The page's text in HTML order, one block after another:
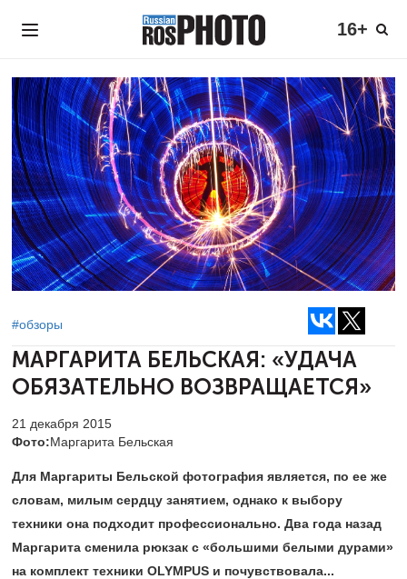
16+
#обзоры
МАРГАРИТА БЕЛЬСКАЯ: «УДАЧА
ОБЯЗАТЕЛЬНО ВОЗВРАЩАЕТСЯ»
21 декабря 2015
Фото:Маргарита Бельская
Для Маргариты Бельской фотография является, по ее же
словам, милым сердцу занятием, однако к выбору
техники она подходит профессионально. Два года назад
Маргарита сменила рюкзак с «большими белыми дурами»
на комплект техники OLYMPUS и почувствовала...